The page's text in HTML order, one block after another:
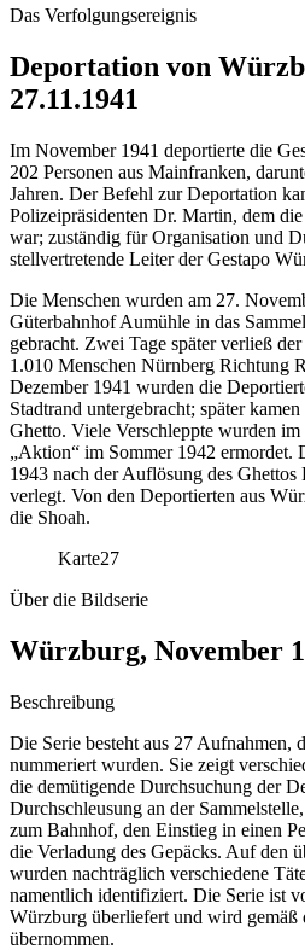
Das Verfolgungsereignis
Deportation von
27.11.1941
Im November 1941 deportierte die
202 Personen aus Mainfranken,
Jahren. Der Befehl zur Deportation
Polizeipräsidenten Dr. Martin, dem
war; zuständig für Organisation und
stellvertretende Leiter der Gestapo
Die Menschen wurden am 27.
Güterbahnhof Aumühle in das
gebracht. Zwei Tage später verließ
1.010 Menschen Nürnberg Richtung
Dezember 1941 wurden die
Stadtrand untergebracht; später
Ghetto. Viele Verschleppte wurden im
„Aktion“ im Sommer 1942 ermordet.
1943 nach der Auflösung des
verlegt. Von den Deportierten aus
die Shoah.
Karte27
Über die Bildserie
Würzburg, November
Beschreibung
Die Serie besteht aus 27 Aufnahmen,
nummeriert wurden. Sie zeigt
die demütigende Durchsuchung der
Durchschleusung an der
zum Bahnhof, den Einstieg in einen
die Verladung des Gepäcks. Auf den
wurden nachträglich verschiedene
namentlich identifiziert. Die Serie ist
Würzburg überliefert und wird
übernommen.